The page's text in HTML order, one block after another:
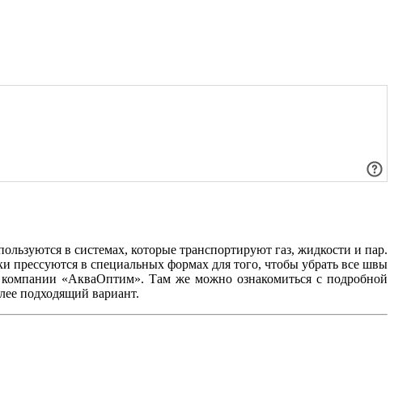
в системах, которые транспортируют газ, жидкости и пар.
прессуются в специальных формах для того, чтобы убрать все швы
«АкваОптим». Там же можно ознакомиться с подробной
подходящий вариант.